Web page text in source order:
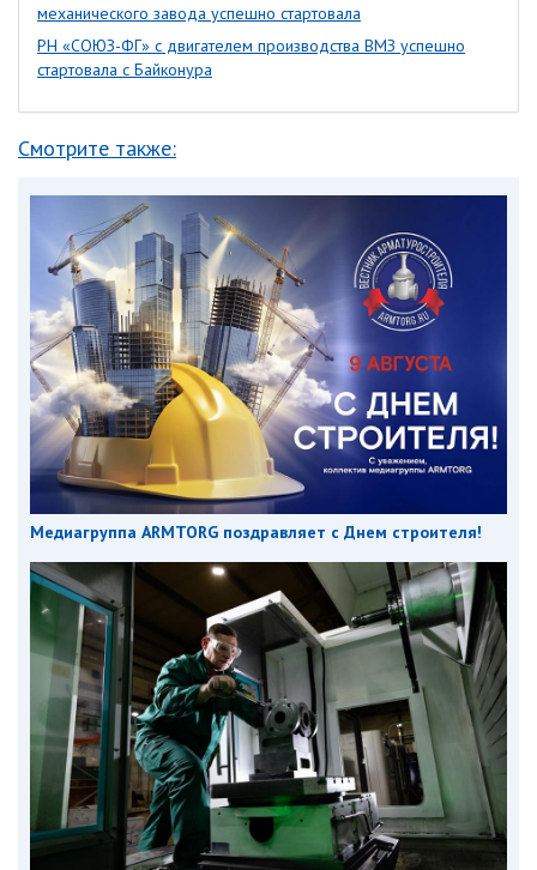
механического завода успешно стартовала
РН «СОЮЗ-ФГ» с двигателем производства ВМЗ успешно
стартовала с Байконура
Смотрите также:
Медиагруппа ARMTORG поздравляет с Днем строителя!